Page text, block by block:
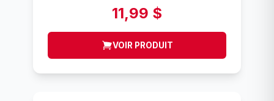
11,99 $
VOIR PRODUIT